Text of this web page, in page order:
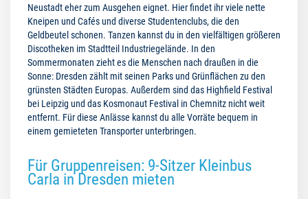
Neustadt eher zum Ausgehen eignet. Hier findet ihr viele nette
Kneipen und Cafés und diverse Studentenclubs, die den
Geldbeutel schonen. Tanzen kannst du in den vielfältigen größeren
Discotheken im Stadtteil Industriegelände. In den
Sommermonaten zieht es die Menschen nach draußen in die
Sonne: Dresden zählt mit seinen Parks und Grünflächen zu den
grünsten Städten Europas. Außerdem sind das Highfield Festival
bei Leipzig und das Kosmonaut Festival in Chemnitz nicht weit
entfernt. Für diese Anlässe kannst du alle Vorräte bequem in
einem gemieteten Transporter unterbringen.
Für Gruppenreisen: 9-Sitzer Kleinbus
Carla in Dresden mieten